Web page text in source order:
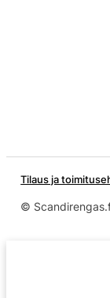
Tilaus ja
©